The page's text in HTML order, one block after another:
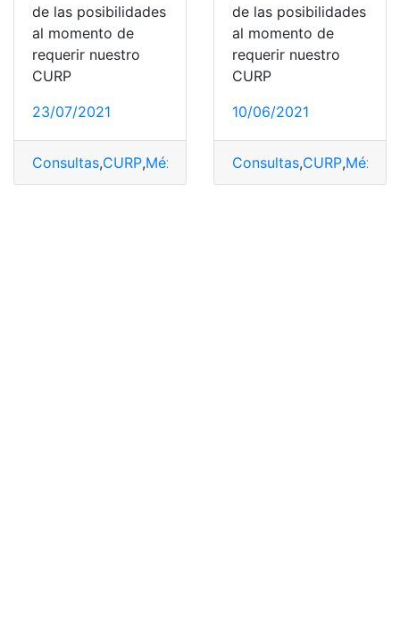
de las posibilidades
al momento de
requerir nuestro
CURP
23/07/2021
Consultas,CURP,México
de las posibilidades
al momento de
requerir nuestro
CURP
10/06/2021
Consultas,CURP,México